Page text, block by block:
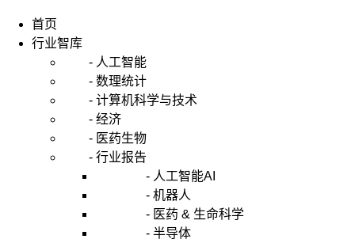
首页
行业智库
- 人工智能
- 数理统计
- 计算机科学与技术
- 经济
- 医药生物
- 行业报告
- 人工智能AI
- 机器人
- 医药 & 生命科学
- 半导体